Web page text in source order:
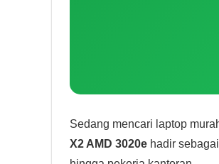
Sedang mencari laptop
X2 AMD 3020e hadir